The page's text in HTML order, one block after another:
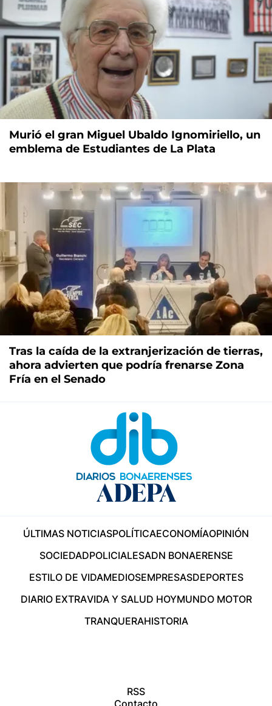
Murió el gran Miguel Ubaldo Ignomiriello, un
emblema de Estudiantes de La Plata
Tras la caída de la extranjerización de tierras,
ahora advierten que podría frenarse Zona
Fría en el Senado
ÚLTIMAS NOTICIASPOLÍTICAECONOMÍAOPINIÓN
SOCIEDADPOLICIALESADN BONAERENSE
ESTILO DE VIDAMEDIOSEMPRESASDEPORTES
DIARIO EXTRAVIDA Y SALUD HOYMUNDO MOTOR
TRANQUERAHISTORIA
RSS
Contacto